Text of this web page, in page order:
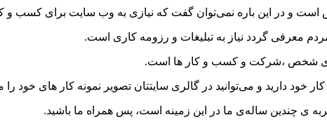
و در این باره نمی‌توان گفت که نیازی به وب سایت برای کسب و
معرفی گردد نیاز به تبلیغات و رزومه کاری است.
شخص ،‌شرکت و کسب و کار ها است.
دارید و می‌توانید در گالری سایتتان تصویر نمونه کار های خود را
ی چندین ساله‌ی ما در این زمینه است، پس همراه ما باشید.